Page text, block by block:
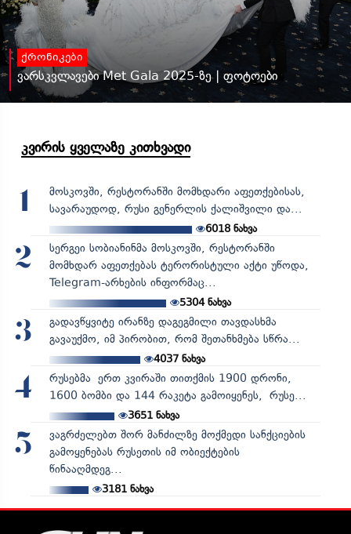
ქრონიკები
ვარსკვლავები Met Gala 2025-ზე | ფოტოები
კვირის ყველაზე კითხვადი
1
მოსკოვში, რესტორანში მომხდარი აფეთქებისას,
სავარაუდოდ, რუსი გენერლის ქალიშვილი და...
6018 ნახვა
2
სერგეი სობიანინმა მოსკოვში, რესტორანში
მომხდარ აფეთქებას ტერორისტული აქტი უწოდა,
Telegram-არხების ინფორმაც...
5304ნახვა
3
გადავწყვიტე ირანზე დაგეგმილი თავდასხმა
გავაუქმო, იმ პირობით, რომ შეთანხმება სწრა...
4037ნახვა
4
რუსებმა ერთ კვირაში თითქმის 1900 დრონი,
1600 ბომბი და 144 რაკეტა გამოიყენეს, რუსე...
3651ნახვა
5
ვაგრძელებთ შორ მანძილზე მოქმედი სანქციების
გამოყენებას რუსეთის იმ ობიექტების
წინააღმდეგ...
3181ნახვა